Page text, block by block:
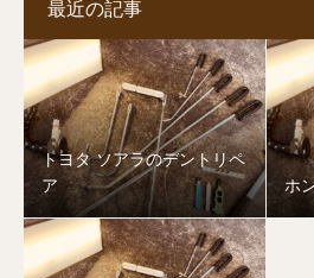
最近の記事
トヨタ ソアラのデントリペ
ア
ホ